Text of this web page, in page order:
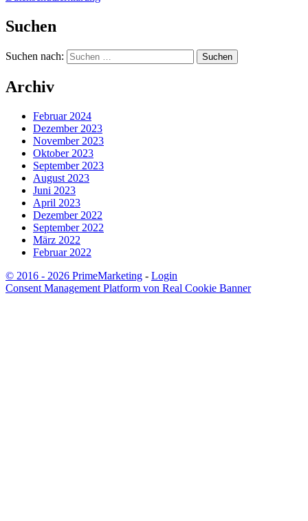
Suchen
Suchen nach:
Archiv
Februar 2024
Dezember 2023
November 2023
Oktober 2023
September 2023
August 2023
Juni 2023
April 2023
Dezember 2022
September 2022
März 2022
Februar 2022
© 2016 - 2026 PrimeMarketing - Login
Consent Management Platform von Real Cookie Banner